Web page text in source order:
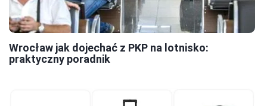
Wrocław jak dojechać z PKP na lotnisko:
praktyczny poradnik